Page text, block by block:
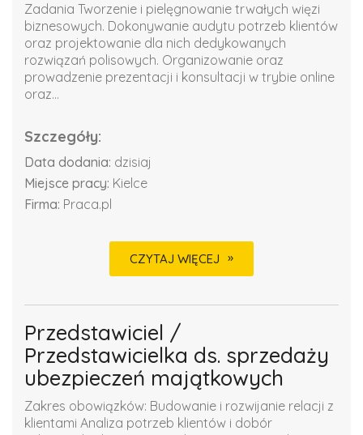
Zadania Tworzenie i pielęgnowanie trwałych więzi
biznesowych. Dokonywanie audytu potrzeb klientów
oraz projektowanie dla nich dedykowanych
rozwiązań polisowych. Organizowanie oraz
prowadzenie prezentacji i konsultacji w trybie online
oraz...
Szczegóły:
Data dodania: dzisiaj
Miejsce pracy: Kielce
Firma: Praca.pl
CZYTAJ WIĘCEJ
Przedstawiciel /
Przedstawicielka ds. sprzedaży
ubezpieczeń majątkowych
Zakres obowiązków: Budowanie i rozwijanie relacji z
klientami Analiza potrzeb klientów i dobór